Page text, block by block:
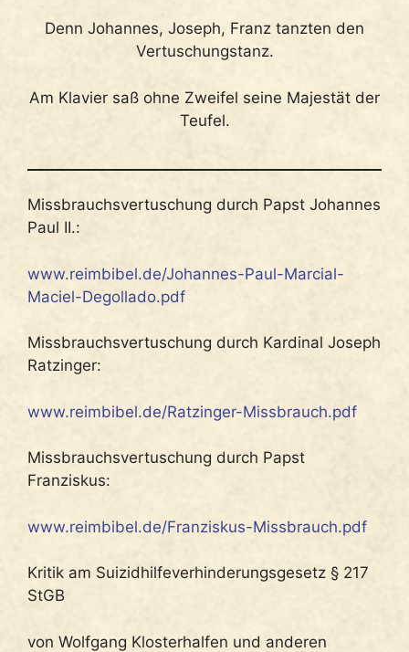
Denn Johannes, Joseph, Franz tanzten den
Vertuschungstanz.
Am Klavier saß ohne Zweifel seine Majestät der
Teufel.
Missbrauchsvertuschung durch Papst Johannes
Paul II.:
www.reimbibel.de/Johannes-Paul-Marcial-
Maciel-Degollado.pdf
Missbrauchsvertuschung durch Kardinal Joseph
Ratzinger:
www.reimbibel.de/Ratzinger-Missbrauch.pdf
Missbrauchsvertuschung durch Papst
Franziskus:
www.reimbibel.de/Franziskus-Missbrauch.pdf
Kritik am Suizidhilfeverhinderungsgesetz § 217
StGB
von Wolfgang Klosterhalfen und anderen